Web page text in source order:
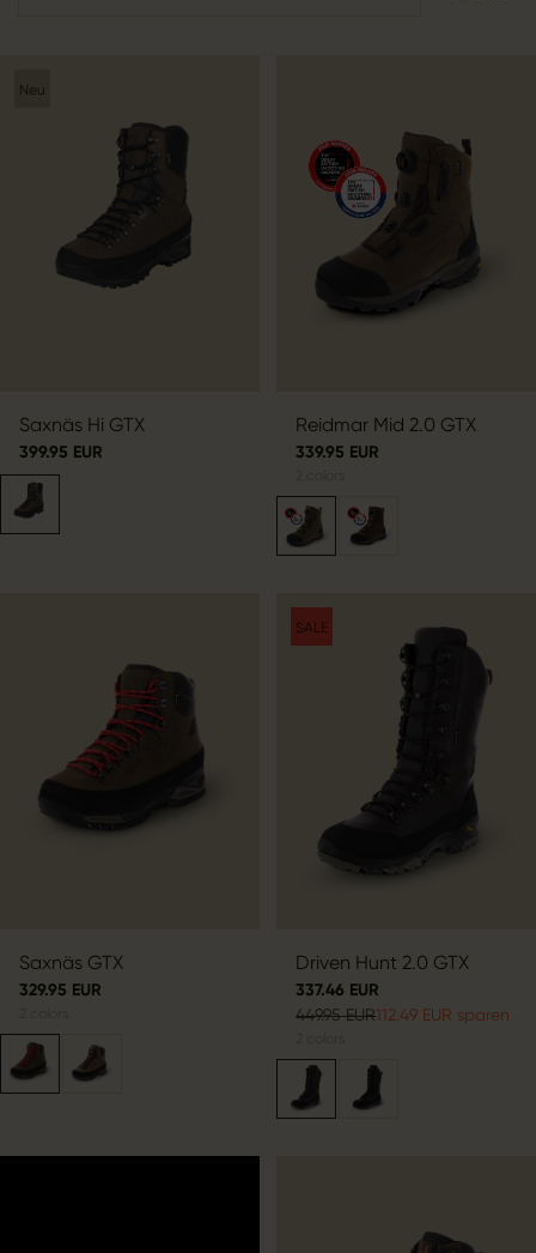
Neu
Saxnäs Hi GTX
399.95 EUR
Reidmar Mid 2.0 GTX
339.95 EUR
Saxnäs GTX
329.95 EUR
SALE
Driven Hunt 2.0 GTX
337.46 EUR
449.95 EUR112.49 EUR sparen